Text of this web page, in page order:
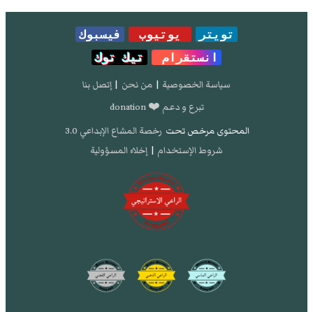
تويتر يوتيوب
فيسبوك
انستقرام
تيك توك
سياسة الخصوصية | من نحن | إتصل بنا
تبرع و دعم ❤️ donation
المحتوى مرخص تحت رخصة المشاع الإبداعي 3.0
شروط الإستخدام | إخلاء المسؤولية